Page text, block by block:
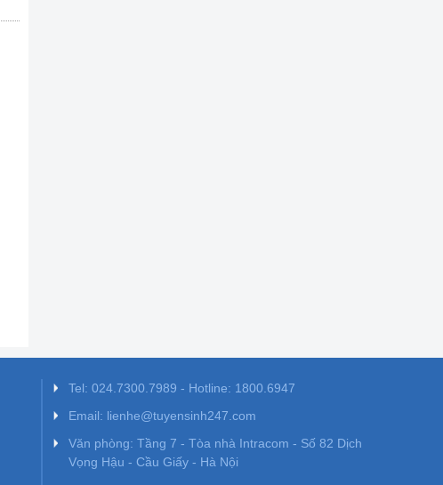
Tel: 024.7300.7989 - Hotline: 1800.6947
Email: lienhe@tuyensinh247.com
Văn phòng: Tầng 7 - Tòa nhà Intracom - Số 82 Dịch
Vọng Hậu - Cầu Giấy - Hà Nội